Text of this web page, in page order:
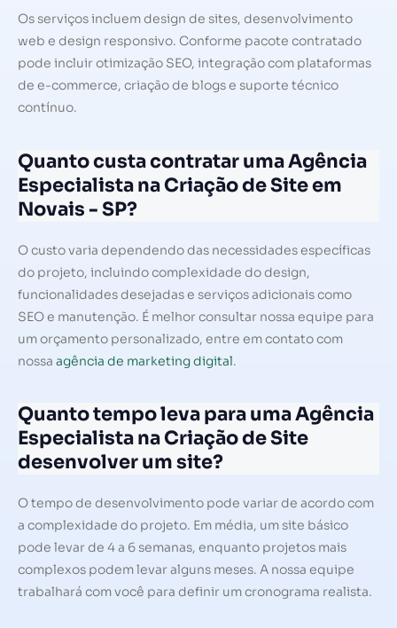
Os serviços incluem design de sites, desenvolvimento
web e design responsivo. Conforme pacote contratado
pode incluir otimização SEO, integração com plataformas
de e-commerce, criação de blogs e suporte técnico
contínuo.
Quanto custa contratar uma Agência
Especialista na Criação de Site em
Novais - SP?
O custo varia dependendo das necessidades específicas
do projeto, incluindo complexidade do design,
funcionalidades desejadas e serviços adicionais como
SEO e manutenção. É melhor consultar nossa equipe para
um orçamento personalizado, entre em contato com
nossa agência de marketing digital.
Quanto tempo leva para uma Agência
Especialista na Criação de Site
desenvolver um site?
O tempo de desenvolvimento pode variar de acordo com
a complexidade do projeto. Em média, um site básico
pode levar de 4 a 6 semanas, enquanto projetos mais
complexos podem levar alguns meses. A nossa equipe
trabalhará com você para definir um cronograma realista.